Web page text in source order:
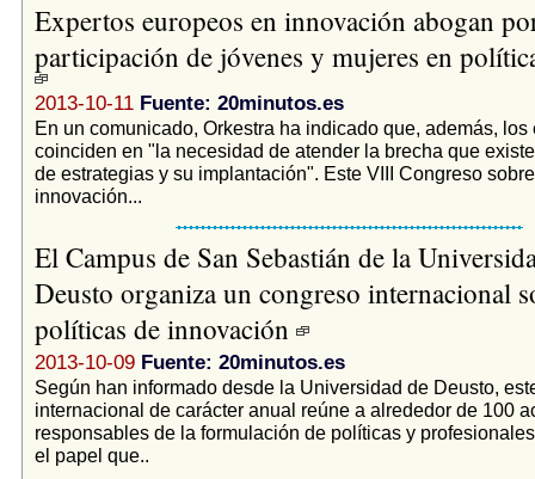
Expertos europeos en innovación abogan
participación de jóvenes y mujeres en
2013-10-11 Fuente: 20minutos.es
En un comunicado, Orkestra ha indicado que, además, los
coinciden en "la necesidad de atender la brecha que
de estrategias y su implantación". Este VIII Congreso
innovación...
El Campus de San Sebastián de la
Deusto organiza un congreso internacional
políticas de innovación
2013-10-09 Fuente: 20minutos.es
Según han informado desde la Universidad de Deusto,
internacional de carácter anual reúne a alrededor de 100
responsables de la formulación de políticas y
el papel que..